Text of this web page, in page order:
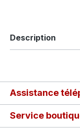
Description
Assistance
Service